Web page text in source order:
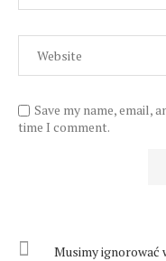
Save my name, email,
time I comment.
Musimy ignorować